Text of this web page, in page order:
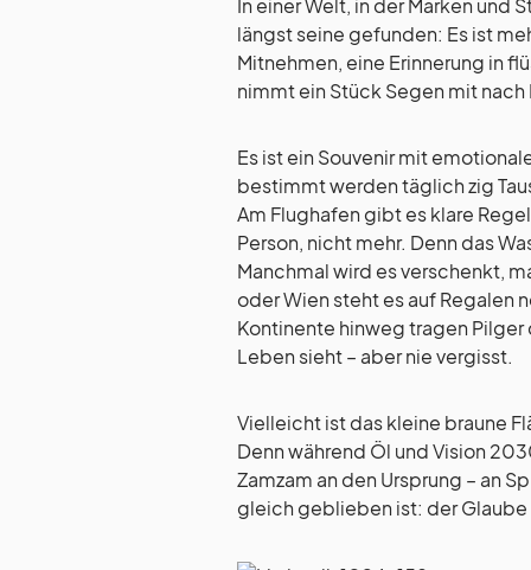
In einer Welt, in der Marken und
längst seine gefunden: Es ist
Mitnehmen, eine Erinnerung in
nimmt ein Stück Segen mit nach
Es ist ein Souvenir mit
bestimmt werden täglich zig
Am Flughafen gibt es klare
Person, nicht mehr. Denn das
Manchmal wird es verschenkt,
oder Wien steht es auf Regalen
Kontinente hinweg tragen Pilger
Leben sieht – aber nie vergisst.
Vielleicht ist das kleine braune
Denn während Öl und Vision
Zamzam an den Ursprung – an
gleich geblieben ist: der